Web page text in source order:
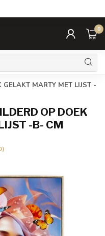
0
GELAKT MARTY MET LIJST -
OP DOEK
-B- CM